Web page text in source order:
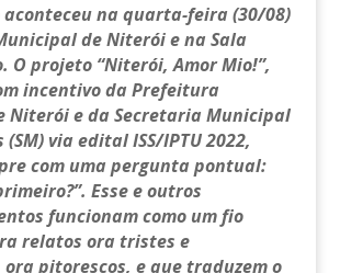
na quarta-feira (30/08)
de Niterói e na Sala
O projeto “Niterói, Amor Mio!”,
incentivo da Prefeitura
Niterói e da Secretaria Municipal
via edital ISS/IPTU 2022,
com uma pergunta pontual:
Esse e outros
funcionam como um fio
relatos ora tristes e
ora pitorescos, e que traduzem o